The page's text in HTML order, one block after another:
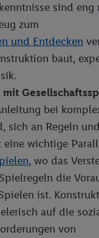
sind eng
zum
und Entdecken
baut,
bei
sich an Regeln
eine wichtige
, wo das
die
ist.
auf die
von